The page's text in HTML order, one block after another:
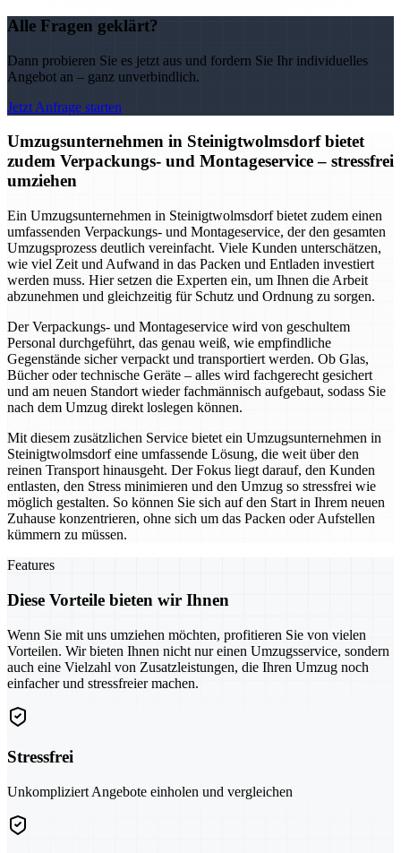
Alle Fragen geklärt?
Dann probieren Sie es jetzt aus und fordern Sie Ihr individuelles
Angebot an – ganz unverbindlich.
Jetzt Anfrage starten
Umzugsunternehmen in Steinigtwolmsdorf bietet
zudem Verpackungs- und Montageservice – stressfrei
umziehen
Ein Umzugsunternehmen in Steinigtwolmsdorf bietet zudem einen
umfassenden Verpackungs- und Montageservice, der den gesamten
Umzugsprozess deutlich vereinfacht. Viele Kunden unterschätzen,
wie viel Zeit und Aufwand in das Packen und Entladen investiert
werden muss. Hier setzen die Experten ein, um Ihnen die Arbeit
abzunehmen und gleichzeitig für Schutz und Ordnung zu sorgen.
Der Verpackungs- und Montageservice wird von geschultem
Personal durchgeführt, das genau weiß, wie empfindliche
Gegenstände sicher verpackt und transportiert werden. Ob Glas,
Bücher oder technische Geräte – alles wird fachgerecht gesichert
und am neuen Standort wieder fachmännisch aufgebaut, sodass Sie
nach dem Umzug direkt loslegen können.
Mit diesem zusätzlichen Service bietet ein Umzugsunternehmen in
Steinigtwolmsdorf eine umfassende Lösung, die weit über den
reinen Transport hinausgeht. Der Fokus liegt darauf, den Kunden
entlasten, den Stress minimieren und den Umzug so stressfrei wie
möglich gestalten. So können Sie sich auf den Start in Ihrem neuen
Zuhause konzentrieren, ohne sich um das Packen oder Aufstellen
kümmern zu müssen.
Features
Diese Vorteile bieten wir Ihnen
Wenn Sie mit uns umziehen möchten, profitieren Sie von vielen
Vorteilen. Wir bieten Ihnen nicht nur einen Umzugsservice, sondern
auch eine Vielzahl von Zusatzleistungen, die Ihren Umzug noch
einfacher und stressfreier machen.
Stressfrei
Unkompliziert Angebote einholen und vergleichen